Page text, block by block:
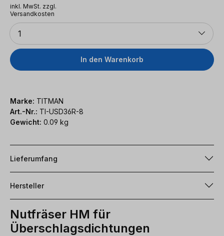
inkl. MwSt. zzgl.
Versandkosten
Anzahl
1
In den Warenkorb
Marke: TITMAN
Art.-Nr.: TI-USD36R-8
Gewicht: 0.09 kg
Lieferumfang
Hersteller
Nutfräser HM für
Überschlagsdichtungen